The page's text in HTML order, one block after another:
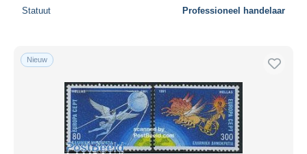
Statuut Professioneel handelaar
Nieuw